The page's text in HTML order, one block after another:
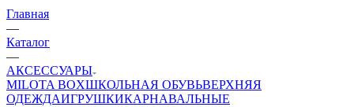
Главная
—
Каталог
—
АКСЕССУАРЫ
MILOTA BOXШКОЛЬНАЯ ОБУВЬВЕРХНЯЯ
ОДЕЖДАИГРУШКИКАРНАВАЛЬНЫЕ